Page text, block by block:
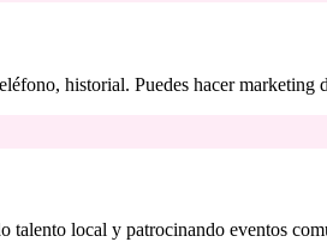
historial. Puedes hacer
talento local y patrocinando eventos